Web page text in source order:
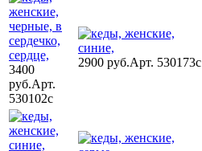
3400
руб.Арт.
530102c
2900 руб.Арт. 530173c